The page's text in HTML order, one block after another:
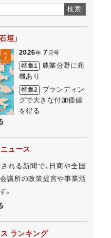
検索
垣」
2026年 7 月号
特集1
農業分野に商
機あり
特集2
ブランディン
グで大きな付加価値
を得る
ュース
れる新聞で、日商や全国
議所の政策提言や事業活
。
ランキング